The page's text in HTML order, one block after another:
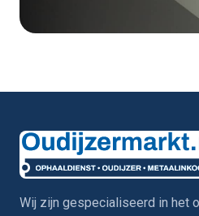
Wij zijn gespecialiseerd in het